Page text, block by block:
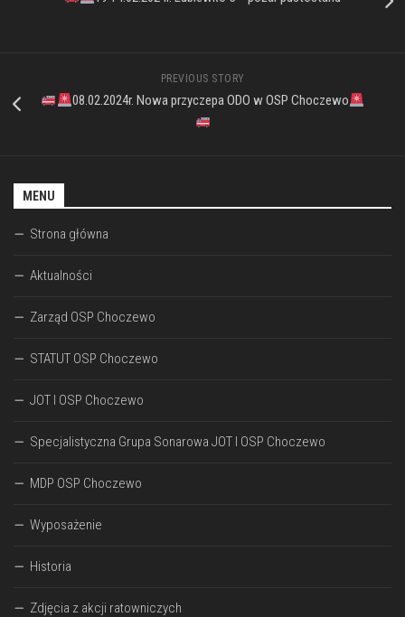
PREVIOUS STORY
08.02.2024r. Nowa przyczepa ODO w OSP Choczewo
MENU
Strona główna
Aktualności
Zarząd OSP Choczewo
STATUT OSP Choczewo
JOT I OSP Choczewo
Specjalistyczna Grupa Sonarowa JOT I OSP Choczewo
MDP OSP Choczewo
Wyposażenie
Historia
Zdjęcia z akcji ratowniczych